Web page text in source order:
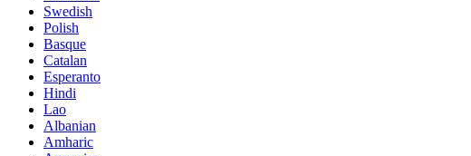
Swedish
Polish
Basque
Catalan
Esperanto
Hindi
Lao
Albanian
Amharic